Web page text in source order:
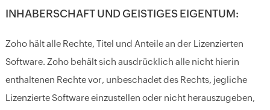
INHABERSCHAFT UND GEISTIGES EIGENTUM:
Zoho hält alle Rechte, Titel und Anteile an der Lizenzierten
Software. Zoho behält sich ausdrücklich alle nicht hierin
enthaltenen Rechte vor, unbeschadet des Rechts, jegliche
Lizenzierte Software einzustellen oder nicht herauszugeben,